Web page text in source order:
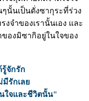
นั้นเป็นดั่งซากุระที่ร่วง
จำของเรานั้นเอง และ
องมิซากิอยู่ในใจของ
จักรัก
รักเลย
ใจและชีวิตนั้น"